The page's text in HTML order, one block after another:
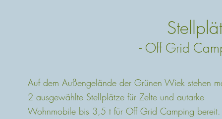
- Off Grid
Auf dem Außengelände der Grünen Wiek stehen
2 ausgewählte Stellplätze für Zelte und autarke
Wohnmobile bis 3,5 t für Off Grid Camping bereit.